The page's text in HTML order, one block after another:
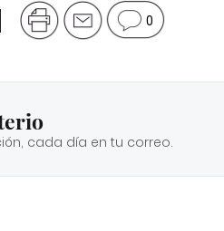
0
cada día en tu correo.